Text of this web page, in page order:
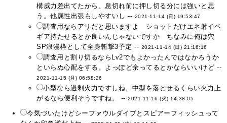
構威力差出てたから、息切れ前に押し切る分には強いと思
う。他属性出張もしやすいし -- 2021-11-14 (日) 19:53:47
調査用ならアリだと思いますよ ショットだけエネ射イベ
ギア持たせるとか良いんじゃないですか ちなみに俺は穴
SP浪漫枠として全身斬撃3予定 -- 2021-11-14 (日) 21:16:16
調査用と割り切るならLv2でもよかったんではなかろうか
といらぬ心配をする。よっぽど余ってるとかならいいけど --
2021-11-15 (月) 06:58:26
小型なら過剰火力ですしね。中型を落とせるくらい火力上
がるなら便利そうですね。 --2021-11-16 (火) 14:38:05
今気づいたけどシーファウルダイブとスピアーフィッシュって